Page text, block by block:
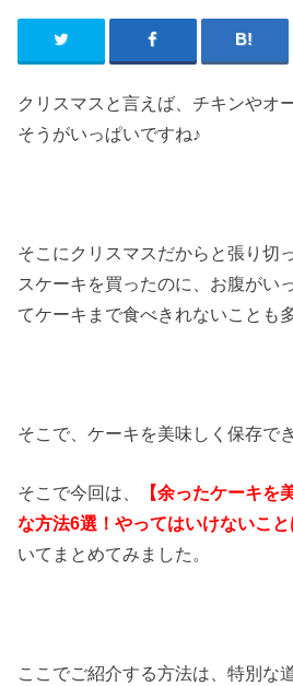
クリスマスと言えば、チキンやオ
そうがいっぱいですね♪
そこにクリスマスだからと張り切
スケーキを買ったのに、お腹がい
てケーキまで食べきれないことも
そこで、ケーキを美味しく保存で
そこで今回は、
【余ったケーキを
な方法6選！やってはいけないこと
いてまとめてみました。
ここでご紹介する方法は、特別な